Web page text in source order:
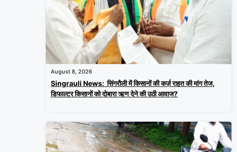
August 8, 2026
Singrauli News: सिंगरौली में किसानों की कर्ज़ राहत की मांग तेज,
डिफाल्टर किसानों को दोबारा ऋण देने की उठी आवाज?